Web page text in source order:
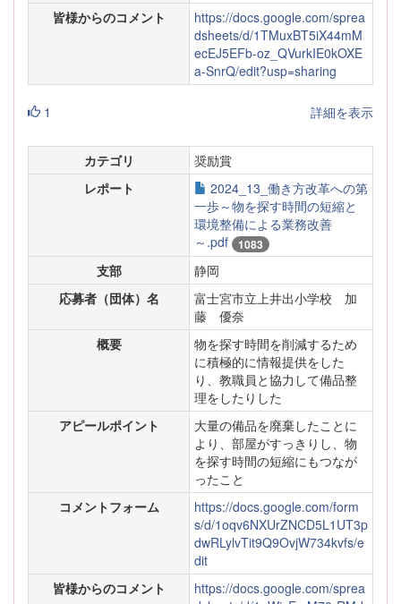
皆様からのコメント
https://docs.google.com/sprea
dsheets/d/1TMuxBT5iX44mM
ecEJ5EFb-oz_QVurkIE0kOXE
a-SnrQ/edit?usp=sharing
1 詳細を表示
カテゴリ
奨励賞
レポート
2024_13_働き方改革への第
一歩～物を探す時間の短縮と
環境整備による業務改善
～.pdf
1083
支部
静岡
応募者（団体）名
富士宮市立上井出小学校 加
藤 優奈
概要
物を探す時間を削減するため
に積極的に情報提供をした
り、教職員と協力して備品整
理をしたりした
アピールポイント
大量の備品を廃棄したことに
より、部屋がすっきりし、物
を探す時間の短縮にもつなが
ったこと
コメントフォーム
https://docs.google.com/form
s/d/1oqv6NXUrZNCD5L1UT3p
dwRLylvTit9Q9OvjW734kvfs/e
dit
皆様からのコメント
https://docs.google.com/sprea